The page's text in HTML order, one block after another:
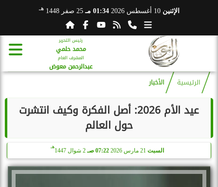
الإثنين 10 أغسطس 2026 01:34 مـ 25 صفر 1448 هـ
رئيس التحرير
محمد حلمي
المشرف العام
عبدالرحمن معوض
الرئيسية الأخبار
عيد الأم 2026: أصل الفكرة وكيف انتشرت
حول العالم
السبت 21 مارس 2026 07:22 صـ 2 شوال 1447
هـ